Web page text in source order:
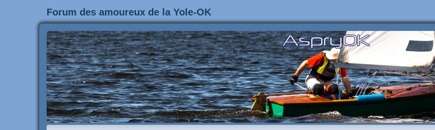
Forum des amoureux de la Yole-OK